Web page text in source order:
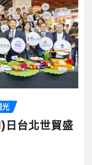
光
日台北世貿盛